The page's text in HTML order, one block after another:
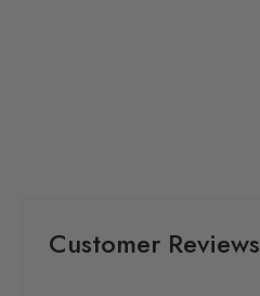
Customer Reviews